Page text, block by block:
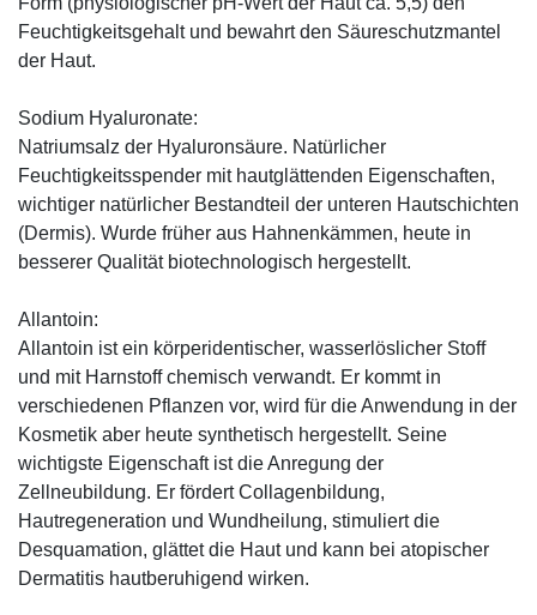
Feuchtigkeitsgehalt und bewahrt den Säureschutzmantel
der Haut.
Sodium Hyaluronate:
Natriumsalz der Hyaluronsäure. Natürlicher
Feuchtigkeitsspender mit hautglättenden Eigenschaften,
wichtiger natürlicher Bestandteil der unteren Hautschichten
(Dermis). Wurde früher aus Hahnenkämmen, heute in
besserer Qualität biotechnologisch hergestellt.
Allantoin:
Allantoin ist ein körperidentischer, wasserlöslicher Stoff
und mit Harnstoff chemisch verwandt. Er kommt in
verschiedenen Pflanzen vor, wird für die Anwendung in der
Kosmetik aber heute synthetisch hergestellt. Seine
wichtigste Eigenschaft ist die Anregung der
Zellneubildung. Er fördert Collagenbildung,
Hautregeneration und Wundheilung, stimuliert die
Desquamation, glättet die Haut und kann bei atopischer
Dermatitis hautberuhigend wirken.